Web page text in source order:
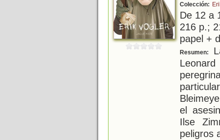
Colección:
De 12 a
216 p.;
papel +
Resumen:
el
Ilse
peligros